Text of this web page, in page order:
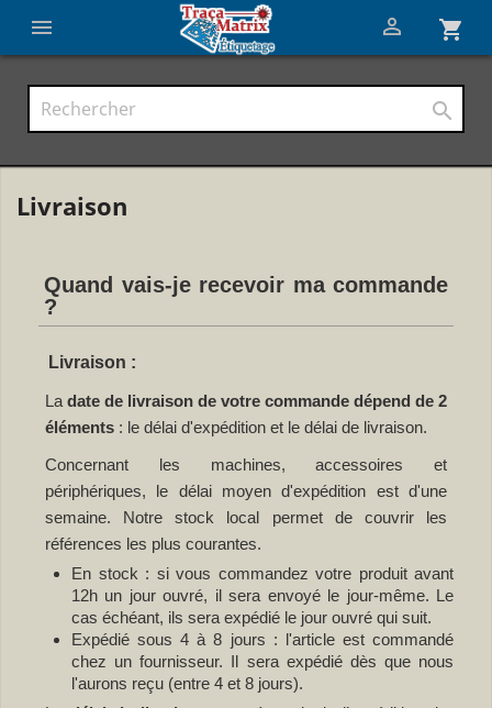
 shopping_cart


Livraison
Quand vais-je recevoir ma commande
?
Livraison :
La date de livraison de votre commande dépend de 2
éléments : le délai d'expédition et le délai de livraison.
Concernant les machines, accessoires et
périphériques, le délai moyen d'expédition est d'une
semaine. Notre stock local permet de couvrir les
références les plus courantes.
En stock : si vous commandez votre produit avant
12h un jour ouvré, il sera envoyé le jour-même. Le
cas échéant, ils sera expédié le jour ouvré qui suit.
Expédié sous 4 à 8 jours : l'article est commandé
chez un fournisseur. Il sera expédié dès que nous
l'aurons reçu (entre 4 et 8 jours).